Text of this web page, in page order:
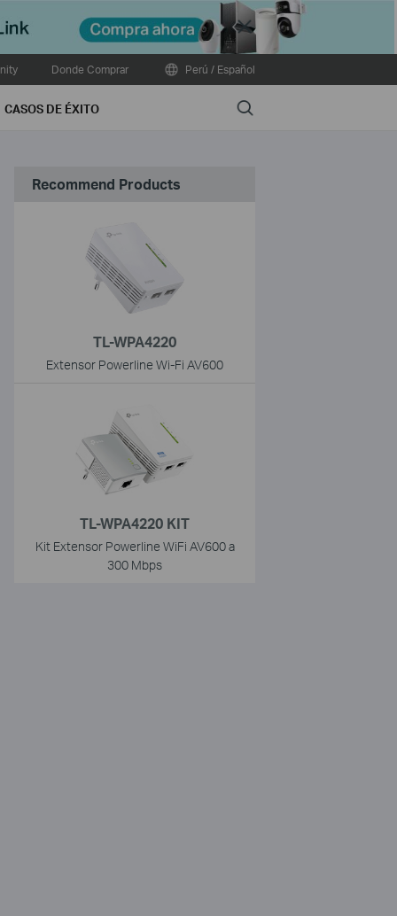
Close
Donde Comprar Perú / Español
CASOS DE ÉXITO Search
Recommend Products
TL-WPA4220
Extensor Powerline Wi-Fi AV600
TL-WPA4220 KIT
Kit Extensor Powerline WiFi AV600 a
300 Mbps